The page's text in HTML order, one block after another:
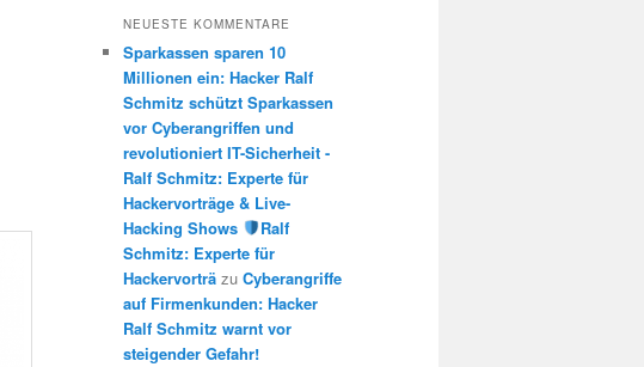
NEUESTE KOMMENTARE
Sparkassen sparen 10
Millionen ein: Hacker Ralf
Schmitz schützt Sparkassen
vor Cyberangriffen und
revolutioniert IT-Sicherheit -
Ralf Schmitz: Experte für
Hackervorträge & Live-
Hacking Shows
Ralf
Schmitz: Experte für
Hackervorträ zu Cyberangriffe
auf Firmenkunden: Hacker
Ralf Schmitz warnt vor
steigender Gefahr!